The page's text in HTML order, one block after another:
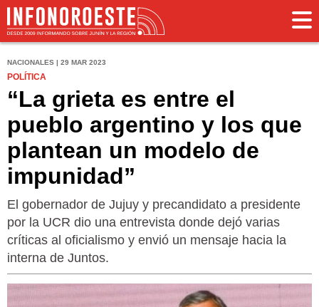
NACIONALES | 29 MAR 2023
POLÍTICA
“La grieta es entre el
pueblo argentino y los que
plantean un modelo de
impunidad”
El gobernador de Jujuy y precandidato a presidente
por la UCR dio una entrevista donde dejó varias
críticas al oficialismo y envió un mensaje hacia la
interna de Juntos.